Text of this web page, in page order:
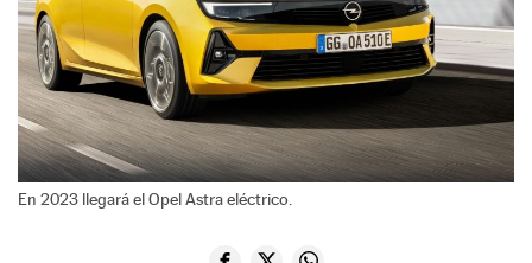
En 2023 llegará el Opel Astra eléctrico.